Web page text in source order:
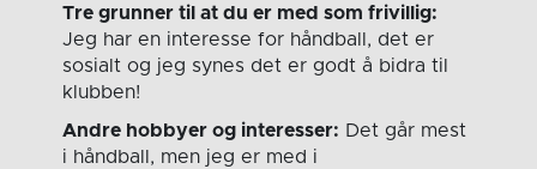
Tre grunner til at du er med som frivillig:
Jeg har en interesse for håndball, det er
sosialt og jeg synes det er godt å bidra til
klubben!
Andre hobbyer og interesser: Det går mest
i håndball, men jeg er med i